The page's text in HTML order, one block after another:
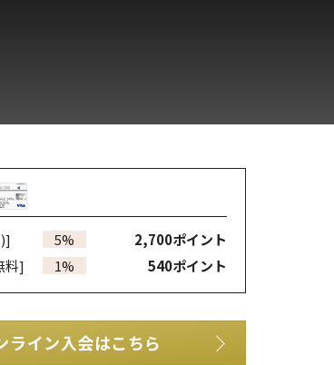
5% 2,700ポイント
料] 1% 540ポイント
ライン入会はこちら